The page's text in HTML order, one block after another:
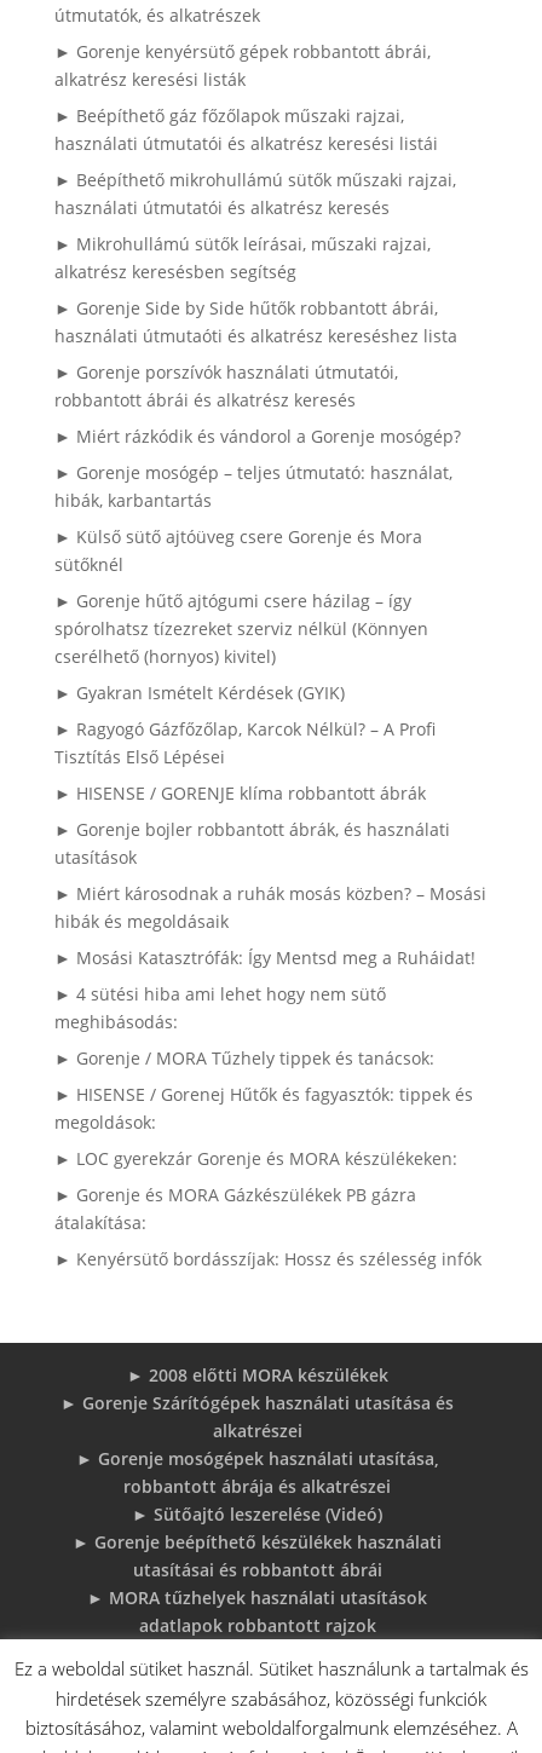
útmutatók, és alkatrészek
► Gorenje kenyérsütő gépek robbantott ábrái,
alkatrész keresési listák
► Beépíthető gáz főzőlapok műszaki rajzai,
használati útmutatói és alkatrész keresési listái
► Beépíthető mikrohullámú sütők műszaki rajzai,
használati útmutatói és alkatrész keresés
► Mikrohullámú sütők leírásai, műszaki rajzai,
alkatrész keresésben segítség
► Gorenje Side by Side hűtők robbantott ábrái,
használati útmutaóti és alkatrész kereséshez lista
► Gorenje porszívók használati útmutatói,
robbantott ábrái és alkatrész keresés
► Miért rázkódik és vándorol a Gorenje mosógép?
► Gorenje mosógép – teljes útmutató: használat,
hibák, karbantartás
► Külső sütő ajtóüveg csere Gorenje és Mora
sütőknél
► Gorenje hűtő ajtógumi csere házilag – így
spórolhatsz tízezreket szerviz nélkül (Könnyen
cserélhető (hornyos) kivitel)
► Gyakran Ismételt Kérdések (GYIK)
► Ragyogó Gázfőzőlap, Karcok Nélkül? – A Profi
Tisztítás Első Lépései
► HISENSE / GORENJE klíma robbantott ábrák
► Gorenje bojler robbantott ábrák, és használati
utasítások
► Miért károsodnak a ruhák mosás közben? – Mosási
hibák és megoldásaik
► Mosási Katasztrófák: Így Mentsd meg a Ruháidat!
► 4 sütési hiba ami lehet hogy nem sütő
meghibásodás:
► Gorenje / MORA Tűzhely tippek és tanácsok:
► HISENSE / Gorenej Hűtők és fagyasztók: tippek és
megoldások:
► LOC gyerekzár Gorenje és MORA készülékeken:
► Gorenje és MORA Gázkészülékek PB gázra
átalakítása:
► Kenyérsütő bordásszíjak: Hossz és szélesség infók
► 2008 előtti MORA készülékek
► Gorenje Szárítógépek használati utasítása és
alkatrészei
► Gorenje mosógépek használati utasítása,
robbantott ábrája és alkatrészei
► Sütőajtó leszerelése (Videó)
► Gorenje beépíthető készülékek használati
utasításai és robbantott ábrái
► MORA tűzhelyek használati utasítások
adatlapok robbantott rajzok
megoldások
► 6 gyakori sütő hiba, és megoldások
♦Gorenje Háztartásigépek adattábláiról:
Ez a weboldal sütiket használ. Sütiket használunk a tartalmak és
hirdetések személyre szabásához, közösségi funkciók
biztosításához, valamint weboldalforgalmunk elemzéséhez. A